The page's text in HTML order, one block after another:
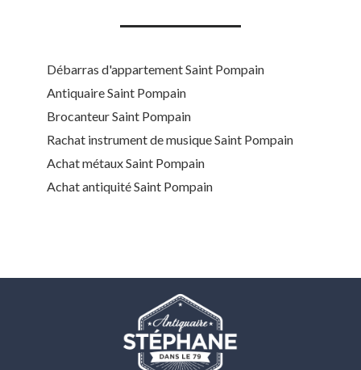
Débarras d'appartement Saint Pompain
Antiquaire Saint Pompain
Brocanteur Saint Pompain
Rachat instrument de musique Saint Pompain
Achat métaux Saint Pompain
Achat antiquité Saint Pompain